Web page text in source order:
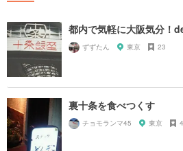
都内で気軽に大阪気分！
ずずたん 東京 23
裏十条を食べつくす
チョモランマ45 東京